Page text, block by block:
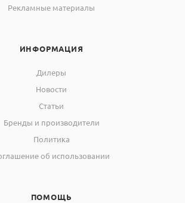
Рекламные материалы
ИНФОРМАЦИЯ
Дилеры
Новости
Статьи
Бренды и производители
Политика
об использовании
ПОМОЩЬ